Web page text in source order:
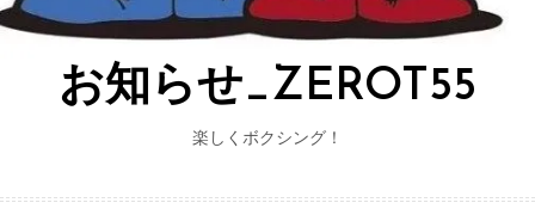
お知らせ_ZEROT55
楽しくボクシング！